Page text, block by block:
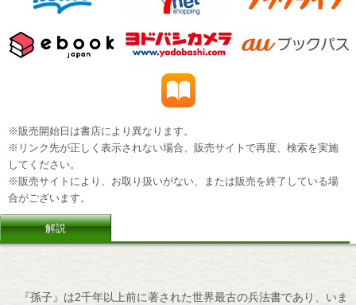
※販売開始日は書店により異なります。
※リンク先が正しく表示されない場合、販売サイトで再度、検索を実施
してください。
※販売サイトにより、お取り扱いがない、または販売を終了している場
合がございます。
解説
『孫子』は2千年以上前に著された世界最古の兵法書であり、いま